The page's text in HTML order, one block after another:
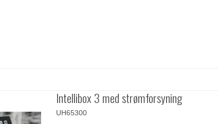
Intellibox 3 med strømforsyning
UH65300